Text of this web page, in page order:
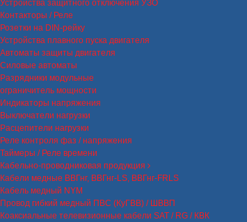
Устройства защитного отключения УЗО
Контакторы / Реле
Розетки на DIN-рейку
Устройства плавного пуска двигателя
Автоматы защиты двигателя
Силовые автоматы
Разрядники модульные
ограничитель мощности
Индикаторы напряжения
Выключатели нагрузки
Расцепители нагрузки
Реле контроля фаз / напряжения
Таймеры / Реле времени
Кабельно-проводниковая продукция
Кабели медные ВВГнг, ВВГнг-LS, ВВГнг-FRLS
Кабель медный NYM
Провод гибкий медный ПВС (КуГВВ) / ШВВП
Коаксиальные телевизионные кабели SAT / RG / КВК